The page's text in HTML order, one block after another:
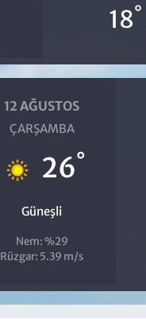
18°
12 AĞUSTOS
ÇARŞAMBA
26°
Güneşli
Nem: %29
Rüzgar: 5.39 m/s